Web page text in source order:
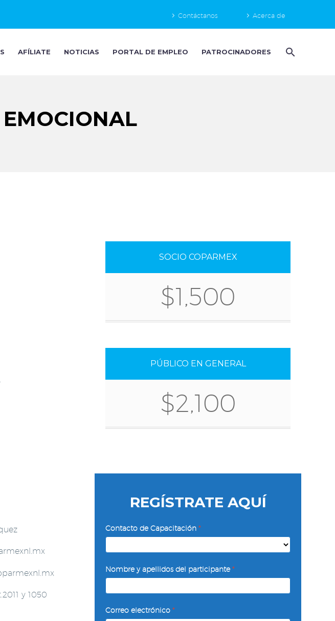
Contáctanos Acerca de
AFÍLIATE NOTICIAS PORTAL DE EMPLEO PATROCINADORES
y 1050
SOCIO COPARMEX
$1,500
PÚBLICO EN GENERAL
$2,100
REGÍSTRATE AQUÍ
Inteligencia
Emocional
Contacto de Capacitación *
Nombre y apellidos del participante*
Correo electrónico *